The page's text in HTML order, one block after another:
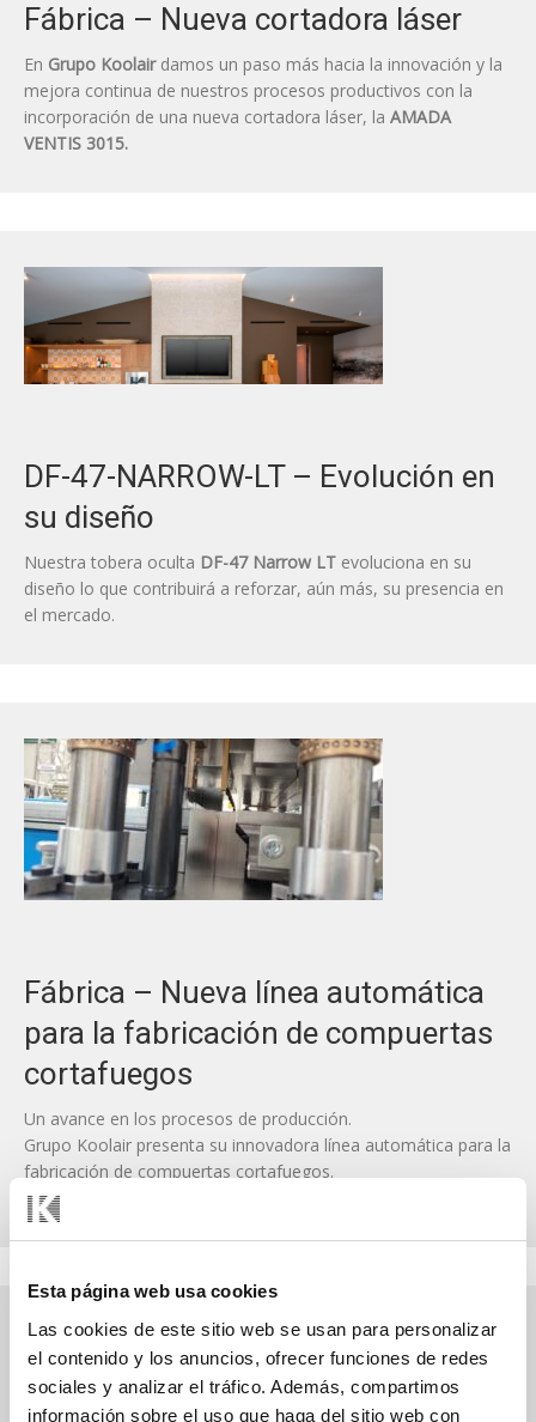
Esta página web usa cookies
Las cookies de este sitio web se usan para personalizar
el contenido y los anuncios, ofrecer funciones de redes
sociales y analizar el tráfico. Además, compartimos
información sobre el uso que haga del sitio web con
Fábrica – Nueva cortadora láser
En Grupo Koolairdamos un paso más hacia la innovación y la
mejora continua de nuestros procesos productivos con la
incorporación de una nueva cortadora láser, la AMADA
VENTIS 3015.
DF-47-NARROW-LT – Evolución en
su diseño
Nuestra tobera oculta DF-47 Narrow LT evoluciona en su
diseño lo que contribuirá a reforzar, aún más, su presencia en
el mercado.
Fábrica – Nueva línea automática
para la fabricación de compuertas
cortafuegos
Un avance en los procesos de producción.
Grupo Koolair presenta su innovadora línea automática para la
fabricación de compuertas cortafuegos.
Un salto hacia la excelencia en protección contra incendios